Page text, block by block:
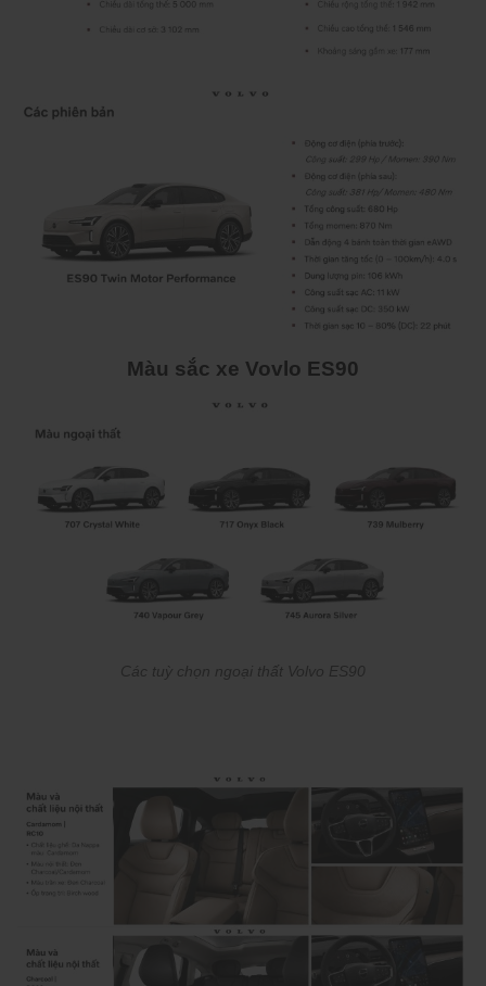
Màu sắc xe Vovlo ES90
Các tuỳ chọn ngoại thất Volvo ES90